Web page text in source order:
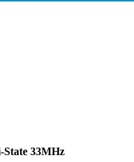
State 33MHz